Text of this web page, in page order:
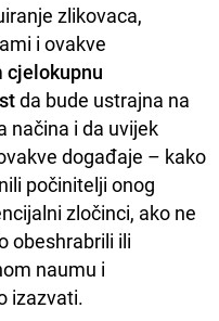
zlikovaca,
i ovakve
cjelokupnu
da bude ustrajna na
načina i da uvijek
događaje – kako
počinitelji onog
zločinci, ako ne
obeshrabrili ili
naumu i
izazvati.